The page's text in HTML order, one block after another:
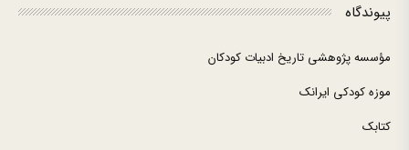
پیوندگاه
مؤسسه پژوهشی تاریخ ادبیات کودکان
موزه کودکی ایرانک
کتابک